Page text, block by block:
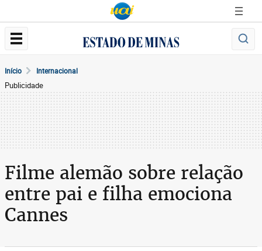
Início Internacional
Publicidade
Filme alemão sobre relação
entre pai e filha emociona
Cannes